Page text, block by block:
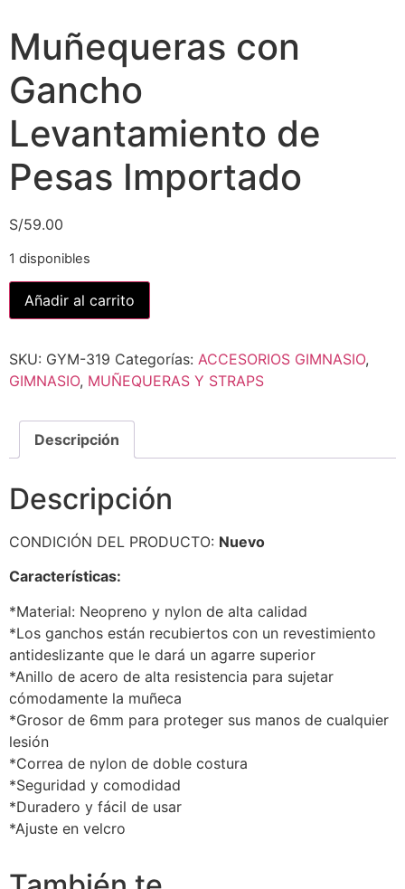
Muñequeras con
Gancho
Levantamiento de
Pesas Importado
S/59.00
1 disponibles
Añadir al carrito
SKU: GYM-319 Categorías: ACCESORIOS GIMNASIO,
GIMNASIO, MUÑEQUERAS Y STRAPS
Descripción
Descripción
CONDICIÓN DEL PRODUCTO: Nuevo
Características:
*Material: Neopreno y nylon de alta calidad
*Los ganchos están recubiertos con un revestimiento
antideslizante que le dará un agarre superior
*Anillo de acero de alta resistencia para sujetar
cómodamente la muñeca
*Grosor de 6mm para proteger sus manos de cualquier
lesión
*Correa de nylon de doble costura
*Seguridad y comodidad
*Duradero y fácil de usar
*Ajuste en velcro